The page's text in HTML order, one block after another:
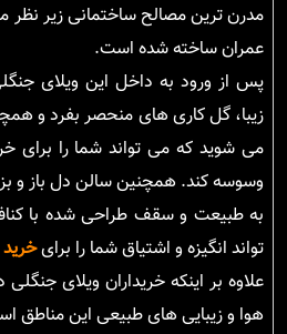
مدرن ترین مصالح ساختمانی زیر نظر
عمران ساخته شده است.
پس از ورود به داخل این ویلای
زیبا، گل کاری های منحصر بفرد و
می شوید که می تواند شما را برای
وسوسه کند. همچنین سالن دل باز و
به طبیعت و سقف طراحی شده با
تواند انگیزه و اشتیاق شما را برای
علاوه بر اینکه خریداران ویلای
هوا و زیبایی های طبیعی این مناطق